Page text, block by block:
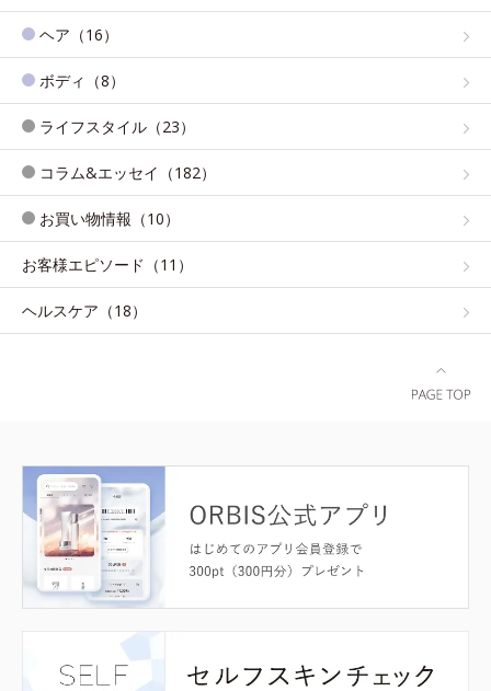
ヘア（16）
ボディ（8）
ライフスタイル（23）
コラム&エッセイ（182）
お買い物情報（10）
お客様エピソード（11）
ヘルスケア（18）